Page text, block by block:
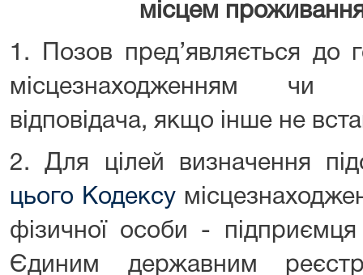
місцем проживання
1. Позов пред’являється до
місцезнаходженням чи
відповідача, якщо інше не
2. Для цілей визначення
цього Кодексу
фізичної особи -
Єдиним державним